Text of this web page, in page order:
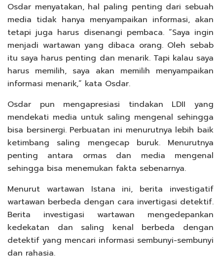
Osdar menyatakan, hal paling penting dari sebuah
media tidak hanya menyampaikan informasi, akan
tetapi juga harus disenangi pembaca. “Saya ingin
menjadi wartawan yang dibaca orang. Oleh sebab
itu saya harus penting dan menarik. Tapi kalau saya
harus memilih, saya akan memilih menyampaikan
informasi menarik,” kata Osdar.
Osdar pun mengapresiasi tindakan LDII yang
mendekati media untuk saling mengenal sehingga
bisa bersinergi. Perbuatan ini menurutnya lebih baik
ketimbang saling mengecap buruk. Menurutnya
penting antara ormas dan media mengenal
sehingga bisa menemukan fakta sebenarnya.
Menurut wartawan Istana ini, berita investigatif
wartawan berbeda dengan cara invertigasi detektif.
Berita investigasi wartawan mengedepankan
kedekatan dan saling kenal berbeda dengan
detektif yang mencari informasi sembunyi-sembunyi
dan rahasia.